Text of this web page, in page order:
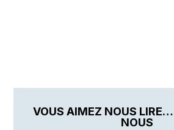
VOUS AIMEZ NOUS
NOUS